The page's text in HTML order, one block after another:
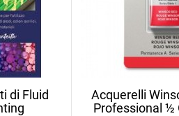
di Fluid
Acquerelli
Professional ½